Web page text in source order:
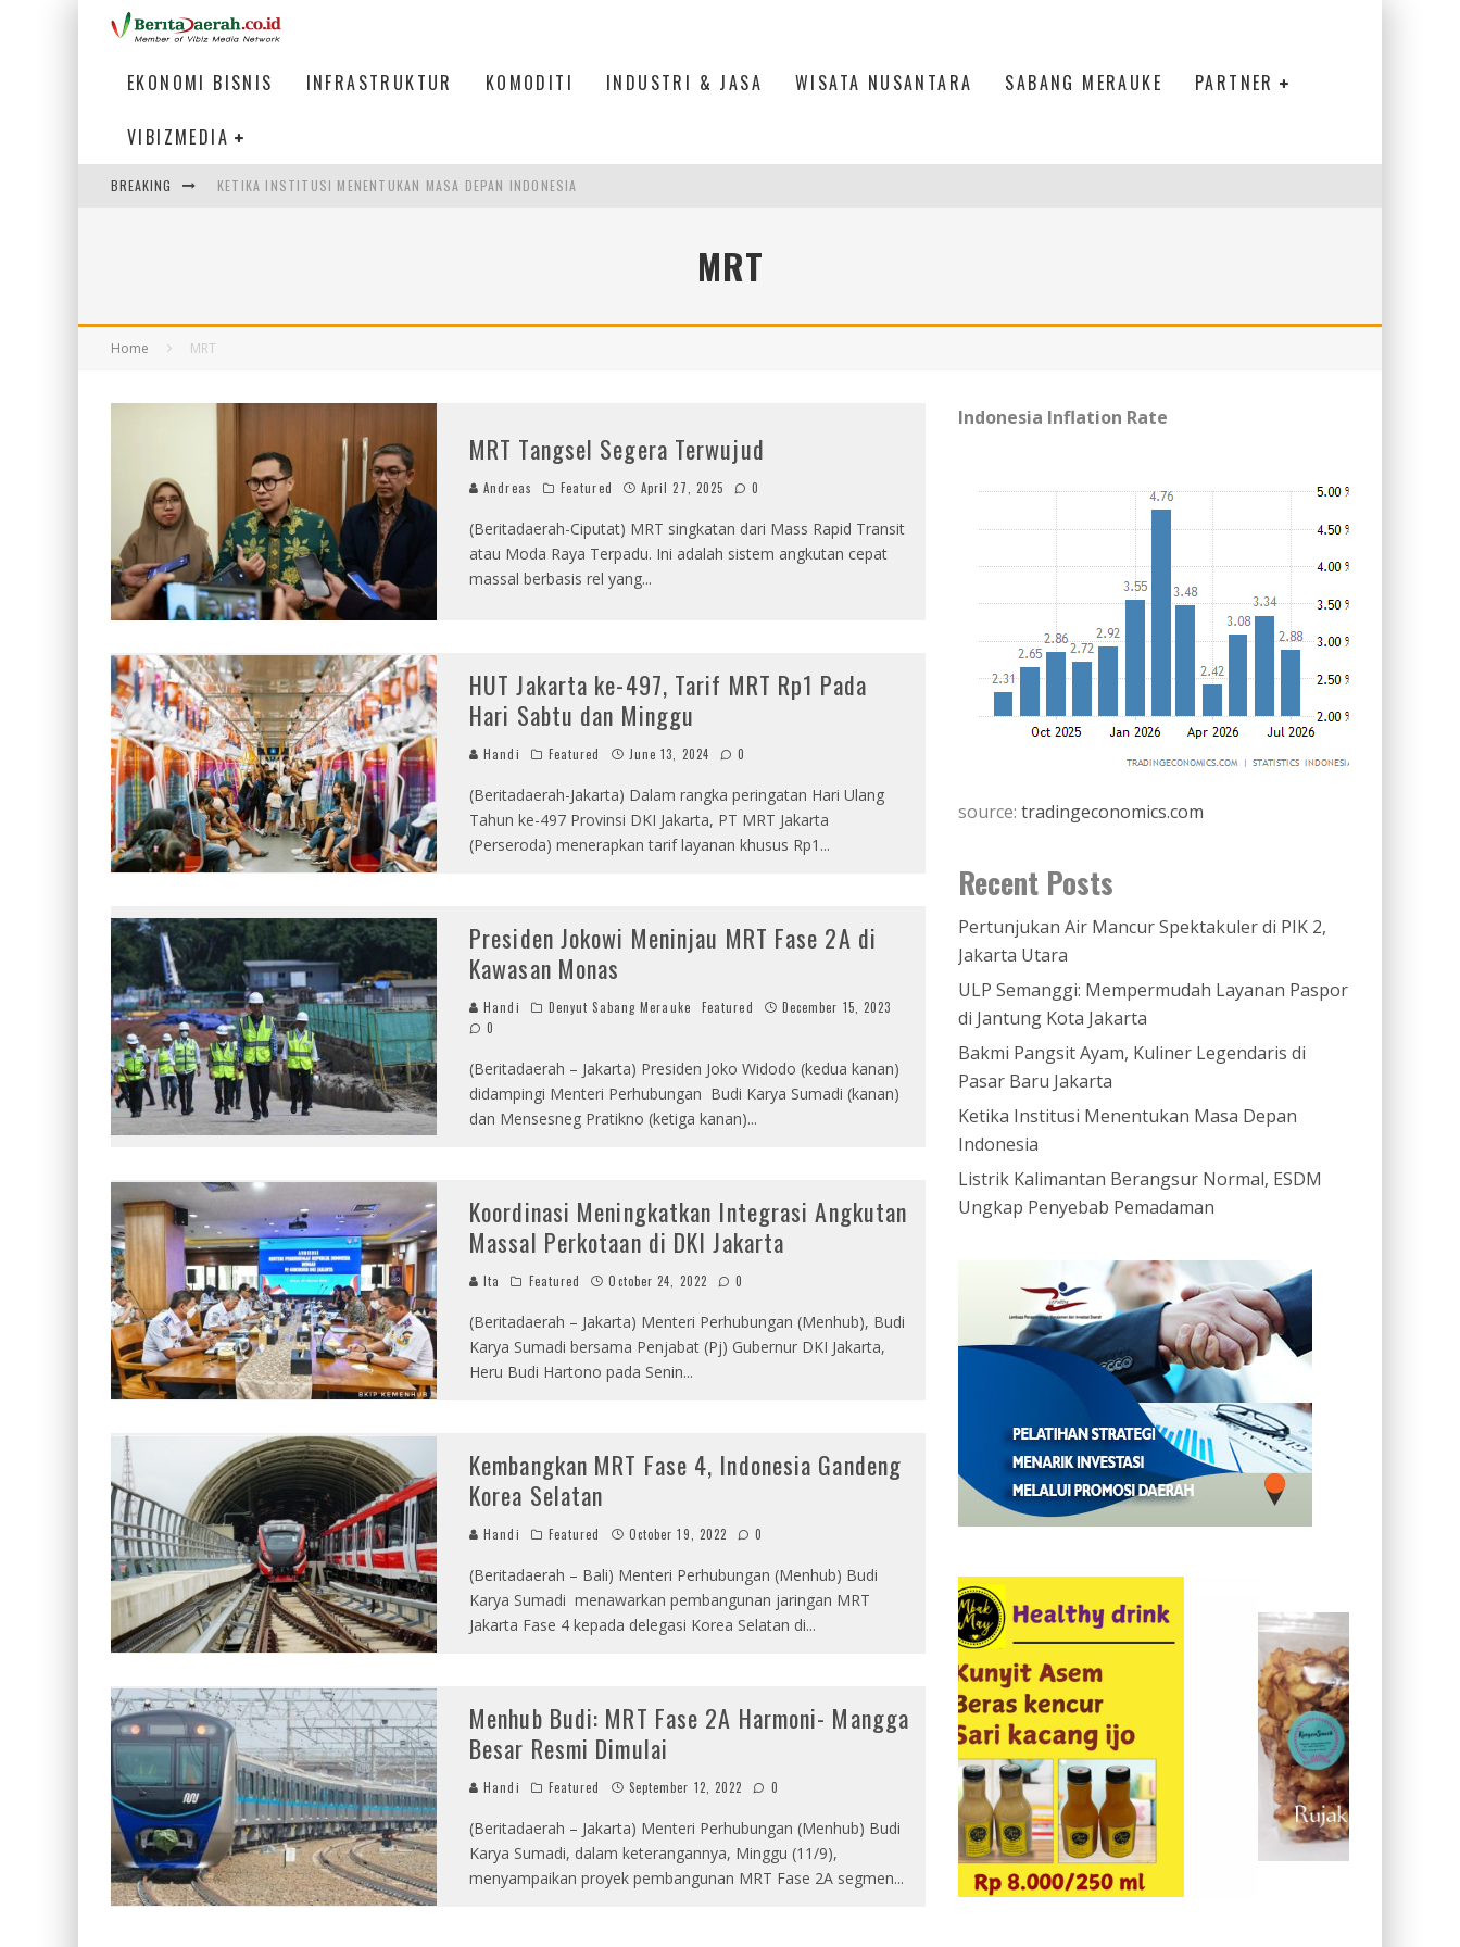
EKONOMI BISNIS INFRASTRUKTUR KOMODITI INDUSTRI & JASA WISATA NUSANTARA SABANG MERAUKE PARTNER
VIBIZMEDIA
BREAKING KETIKA INSTITUSI MENENTUKAN MASA DEPAN INDONESIA
ULP SEMANGGI: MEMPERMUDAH LAYANAN PASPOR DI JANTUNG KOTA JAKARTAMRT
Home MRT
MRT Tangsel Segera Terwujud
Andreas Featured April 27, 2025 0
(Beritadaerah-Ciputat) MRT singkatan dari Mass Rapid Transit
atau Moda Raya Terpadu. Ini adalah sistem angkutan cepat
massal berbasis rel yang...
HUT Jakarta ke-497, Tarif MRT Rp1 Pada
Hari Sabtu dan Minggu
Handi Featured June 13, 2024 0
(Beritadaerah-Jakarta) Dalam rangka peringatan Hari Ulang
Tahun ke-497 Provinsi DKI Jakarta, PT MRT Jakarta
(Perseroda) menerapkan tarif layanan khusus Rp1 ...
Presiden Jokowi Meninjau MRT Fase 2A di
Kawasan Monas
Handi Denyut Sabang Merauke Featured
December 15, 2023
0
(Beritadaerah – Jakarta) Presiden Joko Widodo (kedua kanan)
didampingi Menteri Perhubungan Budi Karya Sumadi (kanan)
dan Mensesneg Pratikno (ketiga kanan)...
Koordinasi Meningkatkan Integrasi Angkutan
Massal Perkotaan di DKI Jakarta
Ita Featured October 24, 2022 0
(Beritadaerah – Jakarta) Menteri Perhubungan (Menhub), Budi
Karya Sumadi bersama Penjabat (Pj) Gubernur DKI Jakarta,
Heru Budi Hartono pada Senin...
Kembangkan MRT Fase 4, Indonesia Gandeng
Korea Selatan
Handi Featured October 19, 2022 0
(Beritadaerah – Bali) Menteri Perhubungan (Menhub) Budi
Karya Sumadi menawarkan pembangunan jaringan MRT
Jakarta Fase 4 kepada delegasi Korea Selatan di...
Menhub Budi: MRT Fase 2A Harmoni- Mangga
Besar Resmi Dimulai
Handi Featured September 12, 2022 0
(Beritadaerah – Jakarta) Menteri Perhubungan (Menhub) Budi
Karya Sumadi, dalam keterangannya, Minggu (11/9),
menyampaikan proyek pembangunan MRT Fase 2A segmen...
Indonesia Inflation Rate
source: tradingeconomics.com
Recent Posts
Pertunjukan Air Mancur Spektakuler di PIK 2,
Jakarta Utara
ULP Semanggi: Mempermudah Layanan Paspor
di Jantung Kota Jakarta
Bakmi Pangsit Ayam, Kuliner Legendaris di
Pasar Baru Jakarta
Ketika Institusi Menentukan Masa Depan
Indonesia
Listrik Kalimantan Berangsur Normal, ESDM
Ungkap Penyebab Pemadaman